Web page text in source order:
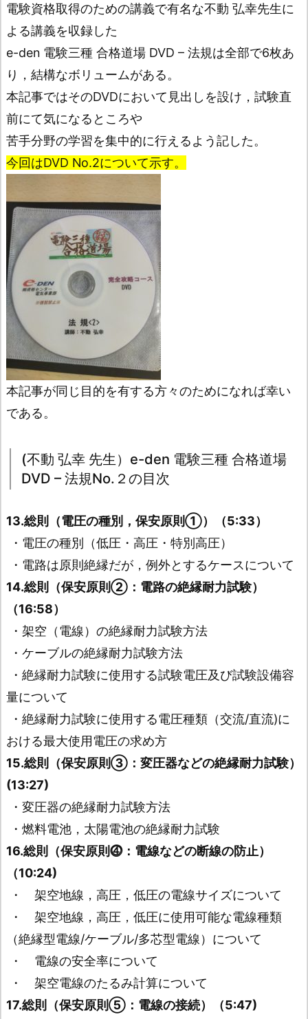
電験資格取得のための講義で有名な不動 弘幸先生に
よる講義を収録した
e-den 電験三種 合格道場 DVD – 法規は全部で6枚あ
り，結構なボリュームがある。
本記事ではそのDVDにおいて見出しを設け，試験直
前にて気になるところや
苦手分野の学習を集中的に行えるよう記した。
今回はDVD No.2について示す。
本記事が同じ目的を有する方々のためになれば幸い
である。
(不動 弘幸 先生）e-den 電験三種 合格道場
DVD – 法規No.２の目次
13.総則（電圧の種別，保安原則➀）（5:33）
・電圧の種別（低圧・高圧・特別高圧）
・電路は原則絶縁だが，例外とするケースについて
14.総則（保安原則➁：電路の絶縁耐力試験）
（16:58）
・架空（電線）の絶縁耐力試験方法
・ケーブルの絶縁耐力試験方法
・絶縁耐力試験に使用する試験電圧及び試験設備容
量について
・絶縁耐力試験に使用する電圧種類（交流/直流)に
おける最大使用電圧の求め方
15.総則（保安原則③：変圧器などの絶縁耐力試験）
(13:27)
・変圧器の絶縁耐力試験方法
・燃料電池，太陽電池の絶縁耐力試験
16.総則（保安原則⓸：電線などの断線の防止）
（10:24)
・ 架空地線，高圧，低圧の電線サイズについて
・ 架空地線，高圧，低圧に使用可能な電線種類
（絶縁型電線/ケーブル/多芯型電線）について
・ 電線の安全率について
・ 架空電線のたるみ計算について
17.総則（保安原則⑤：電線の接続）（5:47)